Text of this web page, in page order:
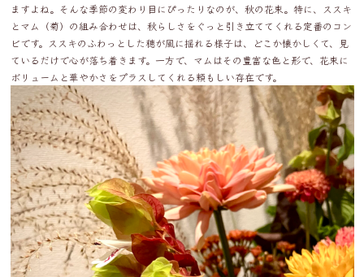
ますよね。そんな季節の変わり目にぴったりなのが、秋の花束。特に、ススキ
とマム（菊）の組み合わせは、秋らしさをぐっと引き立ててくれる定番のコン
ビです。ススキのふわっとした穂が風に揺れる様子は、どこか懐かしくて、見
ているだけで心が落ち着きます。一方で、マムはその豊富な色と形で、花束に
ボリュームと華やかさをプラスしてくれる頼もしい存在です。